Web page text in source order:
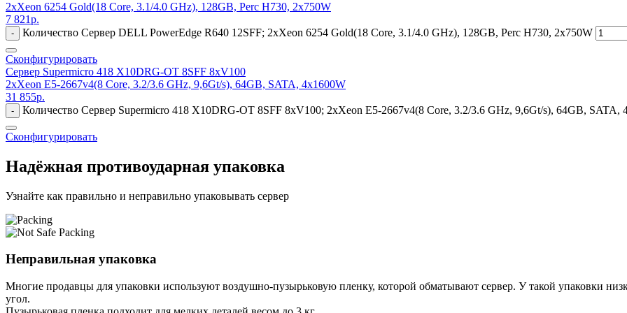
2xXeon 6254 Gold(18 Core, 3.1/4.0 GHz), 128GB, Perc H730, 2x750W
7 821р.
- Количество Сервер DELL PowerEdge R640 12SFF; 2xXeon 6254 Gold(18 Core, 3.1/4.0 GHz), 128GB, Perc H730, 2x750W
Сконфигурировать
Сервер Supermicro 418 X10DRG-OT 8SFF 8xV100
2xXeon E5-2667v4(8 Core, 3.2/3.6 GHz, 9,6Gt/s), 64GB, SATA, 4x1600W
31 855р.
- Количество Сервер Supermicro 418 X10DRG-OT 8SFF 8xV100; 2xXeon E5-2667v4(8 Core, 3.2/3.6 GHz, 9,6Gt/s), 64GB, SATA,
Сконфигурировать
Надёжная противоударная упаковка
Узнайте как правильно и неправильно упаковывать сервер
Неправильная упаковка
Многие продавцы для упаковки используют воздушно-пузырьковую пленку, которой обматывают сервер. У такой упаковки
угол.